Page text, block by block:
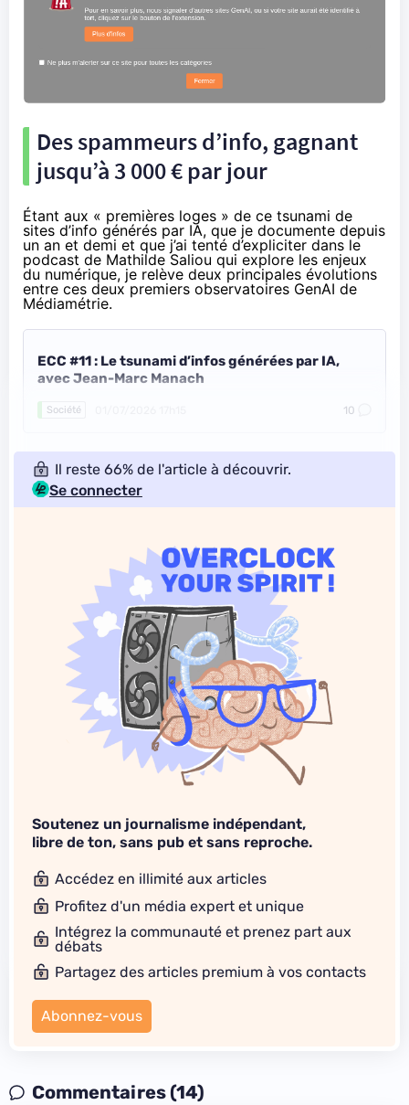
Des spammeurs d’info, gagnant
jusqu’à 3 000 € par jour
Étant aux « premières loges » de ce tsunami de
sites d’info générés par IA, que je documente depuis
un an et demi et que j’ai tenté d’expliciter dans le
podcast de Mathilde Saliou qui explore les enjeux
du numérique, je relève deux principales évolutions
entre ces deux premiers observatoires GenAI de
Médiamétrie.
ECC #11 : Le tsunami d’infos générées par IA,
avec Jean-Marc Manach
Société 10
Il reste 66% de l'article à découvrir.
Se connecter
Soutenez un journalisme indépendant,
libre de ton, sans pub et sans reproche.
Accédez en illimité aux articles
Profitez d'un média expert et unique
Intégrez la communauté et prenez part aux
débats
Partagez des articles premium à vos contacts
Abonnez-vous
Commentaires (14)